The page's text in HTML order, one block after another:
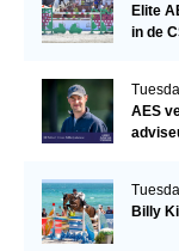
Elite
in de
AES
Billy